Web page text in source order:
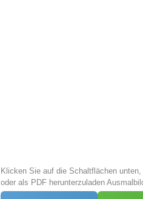
Klicken Sie auf die Schaltflächen
oder als PDF herunterzuladen